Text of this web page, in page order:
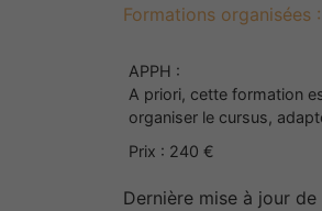
Formations
APPH :
A priori, cette formation
organiser le cursus,
Prix : 240 €
Dernière mise à jour